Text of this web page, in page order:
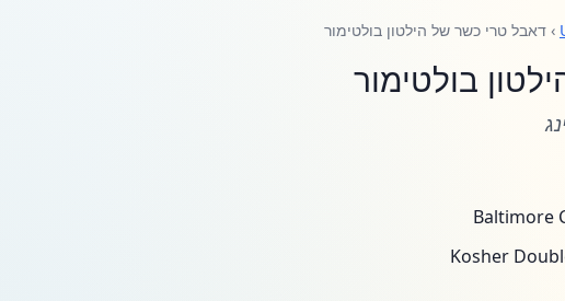
› דאבל טרי כשר של הילטון בולטימור
בולטימור